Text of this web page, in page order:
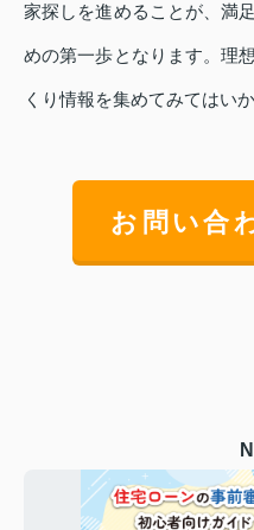
家探しを進めることが、満
めの第一歩となります。理
くり情報を集めてみてはい
お問い合